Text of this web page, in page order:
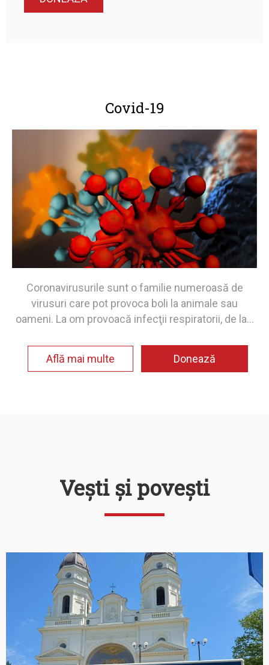
Covid-19
Coronavirusurile sunt o familie numeroasă de
virusuri care pot provoca boli la animale sau
oameni. La om provoacă infecţii respiratorii, de la...
Află mai multe Donează
Vești și povești